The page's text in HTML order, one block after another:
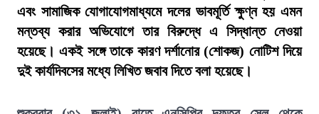
এবং সামাজিক যোগাযোগমাধ্যমে দলের ভাবমূর্তি ক্ষুণ্ন হয় এমন
মন্তব্য করার অভিযোগে তার বিরুদ্ধে এ সিদ্ধান্ত নেওয়া
হয়েছে। একই সঙ্গে তাকে কারণ দর্শানোর (শোকজ) নোটিশ দিয়ে
দুই কার্যদিবসের মধ্যে লিখিত জবাব দিতে বলা হয়েছে।